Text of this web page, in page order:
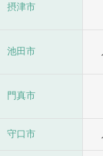
摂津市
池田市
門真市
守口市